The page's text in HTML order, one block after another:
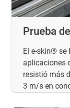
Prueba
El e-skin® se
aplicaciones
resistió más
3 m/s en